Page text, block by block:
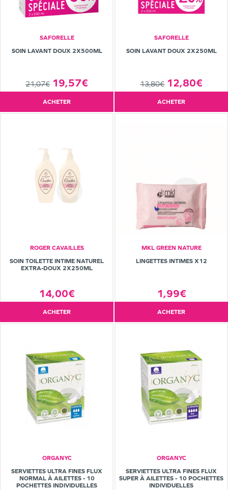
SAFORELLE
SOIN LAVANT DOUX 2X500ML
21,07€ 19,57€
ACHETER
SAFORELLE
SOIN LAVANT DOUX 2X250ML
13,80€ 12,80€
ACHETER
ROGER CAVAILLES
SOIN TOILETTE INTIME NATUREL
EXTRA-DOUX 2X250ML
14,00€
ACHETER
MKL GREEN NATURE
LINGETTES INTIMES X12
1,99€
ACHETER
ORGANYC
SERVIETTES ULTRA FINES FLUX
NORMAL À AILETTES - 10
POCHETTES INDIVIDUELLES
ORGANYC
SERVIETTES ULTRA FINES FLUX
SUPER À AILETTES - 10 POCHETTES
INDIVIDUELLES